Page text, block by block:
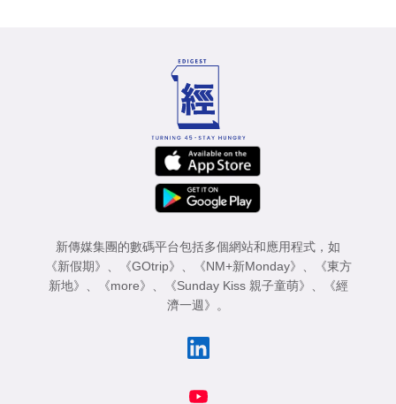
新傳媒集團的數碼平台包括多個網站和應用程式，如
《新假期》
《GOtrip》 《NM+新Monday》
《東方
新地》
《more》 《Sunday Kiss 親子童萌》
《經
濟一週》
。